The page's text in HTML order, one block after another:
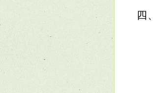
四、